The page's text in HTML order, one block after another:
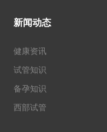
新闻动态
健康资讯
试管知识
备孕知识
西部试管